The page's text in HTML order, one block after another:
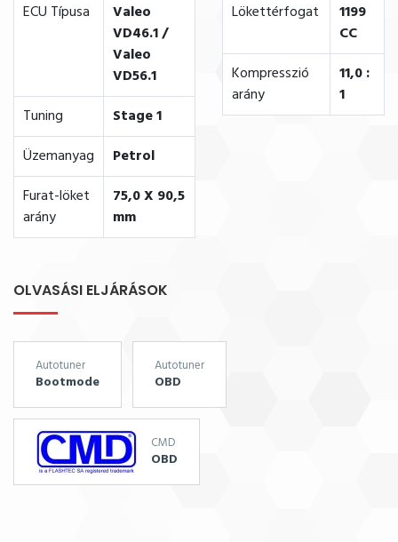
ECU Típusa
Valeo
VD46.1 /
Valeo
VD56.1
Tuning
Stage 1
Üzemanyag
Petrol
Furat-löket
arány
75,0 X 90,5
mm
Lökettérfogat
1199
CC
Kompresszió
arány
11,0 :
1
OLVASÁSI ELJÁRÁSOK
Autotuner
Bootmode
Autotuner
OBD
CMD
OBD